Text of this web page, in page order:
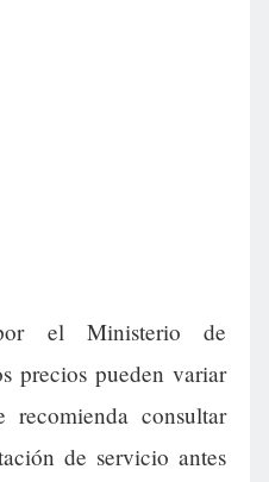
el Ministerio de
precios pueden variar
consultar
de servicio antes